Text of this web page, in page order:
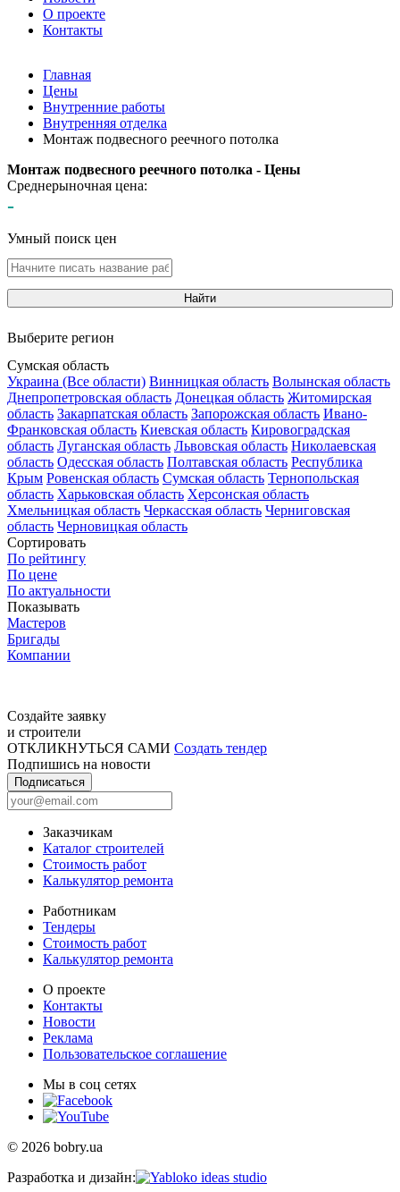
О проекте
Контакты
Главная
Цены
Внутренние работы
Внутренняя отделка
Монтаж подвесного реечного потолка
Монтаж подвесного реечного потолка - Цены
Среднерыночная цена:
-
Умный поиск цен
Найти
Выберите регион
Сумская область
Украина (Все области) Винницкая область Волынская область
Днепропетровская область Донецкая область Житомирская
область Закарпатская область Запорожская область Ивано-
Франковская область Киевская область Кировоградская
область Луганская область Львовская область Николаевская
область Одесская область Полтавская область Республика
Крым Ровенская область Сумская область Тернопольская
область Харьковская область Херсонская область
Хмельницкая область Черкасская область Черниговская
область Черновицкая область
Сортировать
По рейтингу
По цене
По актуальности
Показывать
Мастеров
Бригады
Компании
Создайте заявку
и строители
ОТКЛИКНУТЬСЯ САМИ Создать тендер
Подпишись на новости
Подписаться
Заказчикам
Каталог строителей
Стоимость работ
Калькулятор ремонта
Работникам
Тендеры
Стоимость работ
Калькулятор ремонта
О проекте
Контакты
Новости
Реклама
Пользовательское соглашение
Мы в соц сетях
© 2026 bobry.ua
Разработка и дизайн: